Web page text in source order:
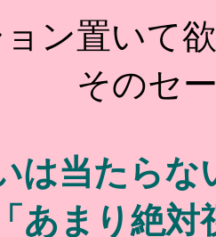
ン置いて
そのセ
は当たら
「あまり絶